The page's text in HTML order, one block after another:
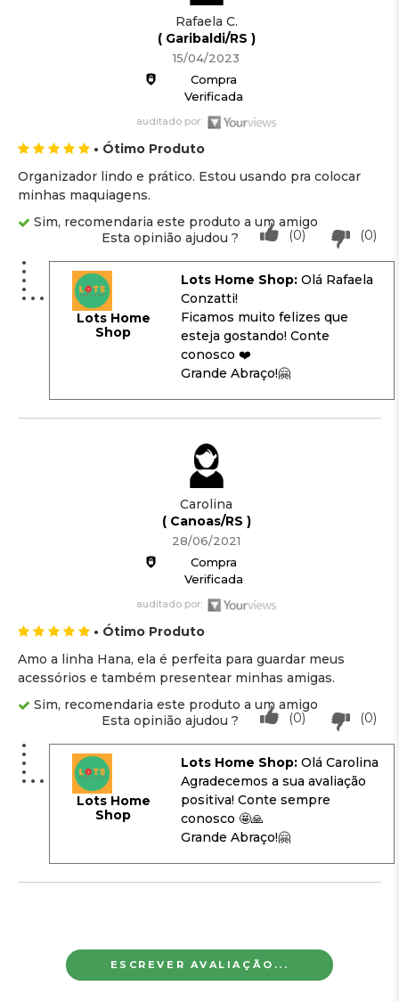
Rafaela C.
( Garibaldi/RS )
15/04/2023
Compra
Verificada
auditado por:
• Ótimo Produto
Organizador lindo e prático. Estou usando pra colocar
minhas maquiagens.
Sim, recomendaria este produto a um amigo
(0)
(0)
Esta opinião ajudou ?
Lots Home
Shop
Lots Home Shop: Olá Rafaela
Conzatti!
Ficamos muito felizes que
esteja gostando! Conte
conosco ❤️
Grande Abraço!🤗
Carolina
( Canoas/RS )
28/06/2021
Compra
Verificada
auditado por:
• Ótimo Produto
Amo a linha Hana, ela é perfeita para guardar meus
acessórios e também presentear minhas amigas.
Sim, recomendaria este produto a um amigo
(0)
(0)
Esta opinião ajudou ?
Lots Home
Shop
Lots Home Shop: Olá Carolina
Agradecemos a sua avaliação
positiva! Conte sempre
conosco 🤩🙏
Grande Abraço!🤗
ESCREVER AVALIAÇÃO...